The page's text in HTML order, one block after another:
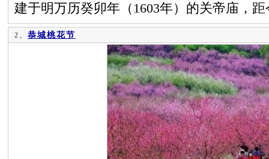
建于明万历癸卯年（1603年）的关帝庙，
2、 恭城桃花节